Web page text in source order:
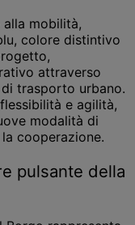
mobilità,
colore distintivo
attraverso
trasporto urbano.
e agilità,
modalità di
cooperazione.
pulsante della